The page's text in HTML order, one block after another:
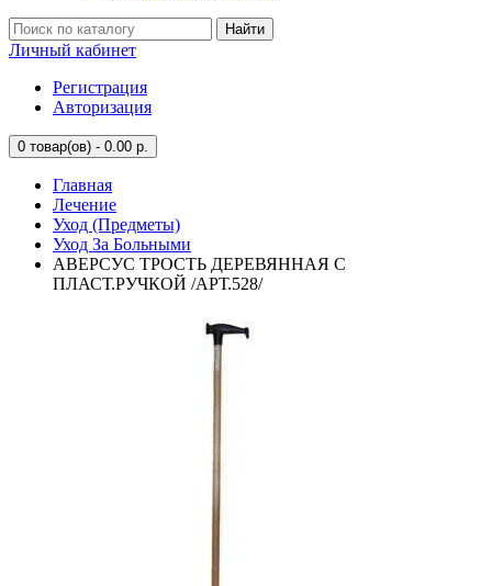
Найти
Личный кабинет
Регистрация
Авторизация
0 товар(ов) - 0.00 р.
Главная
Лечение
Уход (Предметы)
Уход За Больными
АВЕРСУС ТРОСТЬ ДЕРЕВЯННАЯ С
ПЛАСТ.РУЧКОЙ /АРТ.528/